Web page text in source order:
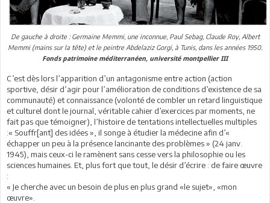
De gauche à droite : Germaine Memmi, une inconnue, Paul Sebag, Claude Roy, Albert
Memmi (mains sur la tête) et le peintre Abdelaziz Gorgi, à Tunis, dans les années 1950.
Fonds patrimoine méditerranéen, université montpellier III
C’est dès lors l’apparition d’un antagonisme entre action (action
sportive, désir d’agir pour l’amélioration de conditions d’existence de sa
communauté) et connaissance (volonté de combler un retard linguistique
et culturel dont le journal, véritable cahier d’exercices par moments, ne
fait pas que témoigner), l’histoire de tentations intellectuelles multiples
:« Souffr[ant] des idées », il songe à étudier la médecine afin d’«
échapper un peu à la présence lancinante des problèmes » (24 janv.
1945), mais ceux-ci le ramènent sans cesse vers la philosophie ou les
sciences humaines. Et, plus fort que tout, le désir d’écrire : de faire œuvre
:
« Je cherche avec un besoin de plus en plus grand «le sujet», «mon
œuvre».